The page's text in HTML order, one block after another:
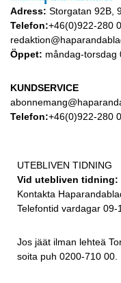
Adress: Storgatan 92B,
Telefon:+46(0)922-280
Öppet: måndag-torsdag
KUNDSERVICE
Telefon:+46(0)922-280
UTEBLIVEN TIDNING
Vid utebliven tidning:
Kontakta
Telefontid vardagar 09-
Jos jäät ilman lehteä
soita puh 0200-710 00.